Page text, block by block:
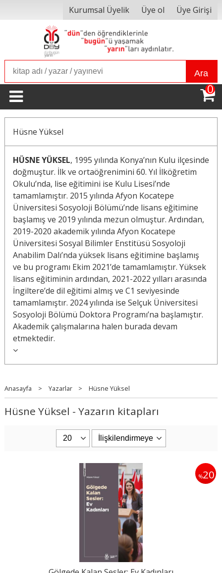
Kurumsal Üyelik Üye ol Üye Girişi
Ara
0
Hüsne Yüksel
HÜSNE YÜKSEL, 1995 yılında Konya’nın Kulu ilçesinde
doğmuştur. İlk ve ortaöğrenimini 60. Yıl İlköğretim
Okulu’nda, lise eğitimini ise Kulu Lisesi’nde
tamamlamıştır. 2015 yılında Afyon Kocatepe
Üniversitesi Sosyoloji Bölümü’nde lisans eğitimine
başlamış ve 2019 yılında mezun olmuştur. Ardından,
2019-2020 akademik yılında Afyon Kocatepe
Üniversitesi Sosyal Bilimler Enstitüsü Sosyoloji
Anabilim Dalı’nda yüksek lisans eğitimine başlamış
ve bu programı Ekim 2021’de tamamlamıştır. Yüksek
lisans eğitiminin ardından, 2021-2022 yılları arasında
İngiltere’de dil eğitimi almış ve C1 seviyesinde
tamamlamıştır. 2024 yılında ise Selçuk Üniversitesi
Sosyoloji Bölümü Doktora Programı’na başlamıştır.
Akademik çalışmalarına halen burada devam
etmektedir.
Anasayfa > Yazarlar > Hüsne Yüksel
Hüsne Yüksel - Yazarın kitapları
%20